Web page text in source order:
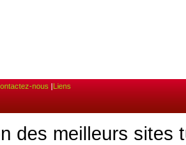
nous |Liens
des meilleurs sites